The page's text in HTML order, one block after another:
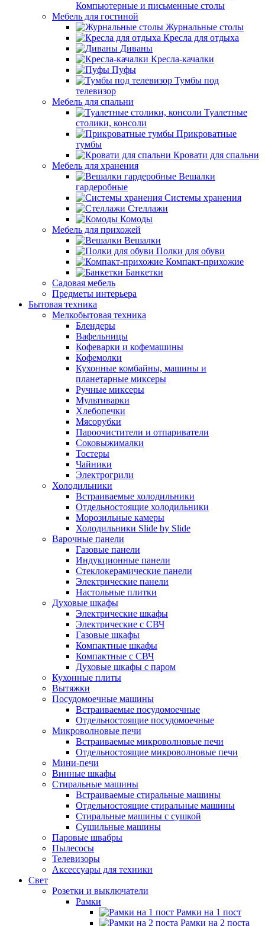
Компьютерные и письменные столы
Мебель для гостиной
Журнальные столы
Кресла для отдыха
Диваны
Кресла-качалки
Пуфы
Тумбы под
телевизор
Мебель для спальни
Туалетные
столики, консоли
Прикроватные
тумбы
Кровати для спальни
Мебель для хранения
Вешалки
гардеробные
Системы хранения
Стеллажи
Комоды
Мебель для прихожей
Вешалки
Полки для обуви
Компакт-прихожие
Банкетки
Садовая мебель
Предметы интерьера
Бытовая техника
Мелкобытовая техника
Блендеры
Вафельницы
Кофеварки и кофемашины
Кофемолки
Кухонные комбайны, машины и
планетарные миксеры
Ручные миксеры
Мультиварки
Хлебопечки
Мясорубки
Пароочистители и отпариватели
Соковыжималки
Тостеры
Чайники
Электрогрили
Холодильники
Встраиваемые холодильники
Отдельностоящие холодильники
Морозильные камеры
Холодильники Slide by Slide
Варочные панели
Газовые панели
Индукционные панели
Стеклокерамические панели
Электрические панели
Настольные плитки
Духовые шкафы
Электрические шкафы
Электрические с СВЧ
Газовые шкафы
Компактные шкафы
Компактные с СВЧ
Духовые шкафы с паром
Кухонные плиты
Вытяжки
Посудомоечные машины
Встраиваемые посудомоечные
Отдельностоящие посудомоечные
Микроволновые печи
Встраиваемые микроволновые печи
Отдельностоящие микроволновые печи
Мини-печи
Винные шкафы
Стиральные машины
Встраиваемые стиральные машины
Отдельностоящие стиральные машины
Стиральные машины с сушкой
Сушильные машины
Паровые швабры
Пылесосы
Телевизоры
Аксессуары для техники
Свет
Розетки и выключатели
Рамки
Рамки на 1 пост
Рамки на 2 поста